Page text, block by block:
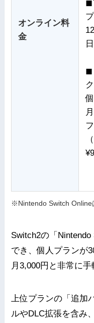
オンライン料
金
◼︎
◼︎
ク
※Nintendo Switch Online
Switch2の「
でき、個人プランが
月3,000円と非常に手
上位プランの「追加
ルやDLC拡張を含み